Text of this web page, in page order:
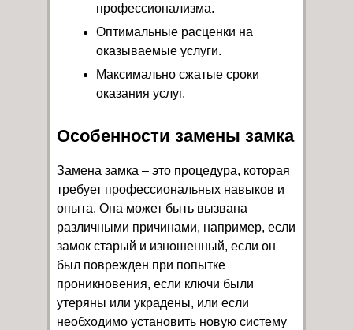
профессионализма.
Оптимальные расценки на
оказываемые услуги.
Максимально сжатые сроки
оказания услуг.
Особенности замены замка
Замена замка – это процедура, которая
требует профессиональных навыков и
опыта. Она может быть вызвана
различными причинами, например, если
замок старый и изношенный, если он
был поврежден при попытке
проникновения, если ключи были
утеряны или украдены, или если
необходимо установить новую систему